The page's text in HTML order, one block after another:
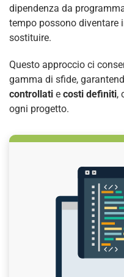
dipendenza da
tempo possono diventare
sostituire.
Questo approccio ci
gamma di sfide,
controllati e costi definiti,
ogni progetto.